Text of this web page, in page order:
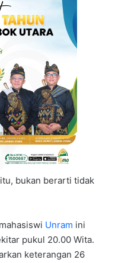
bukan berarti tidak
Unram ini
pukul 20.00 Wita.
keterangan 26